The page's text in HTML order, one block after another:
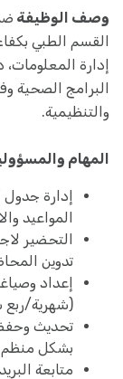
وصف الوظيفة
القسم الطبي
إدارة
البرامج الصحية
والتنظيمية.
المهام
إدارة جدول
المواعيد
التحضير
تدوين
إعداد
(شهرية/ربع
تحديث وحفظ
بشكل
متابعة